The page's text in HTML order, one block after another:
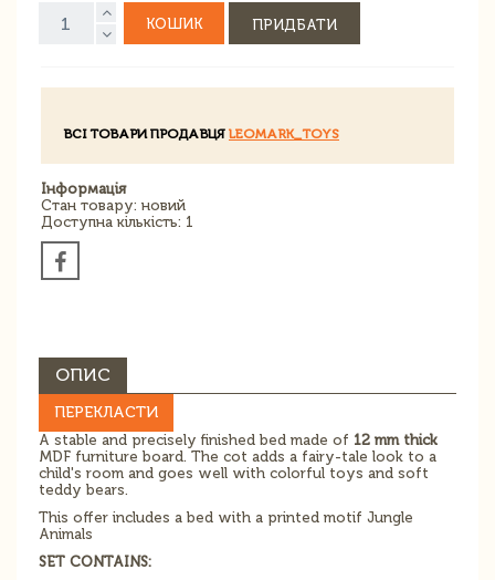
КОШИК ПРИДБАТИ
ВСІ ТОВАРИ ПРОДАВЦЯ LEOMARK_TOYS
Інформація
Стан товару: новий
Доступна кількість: 1
ОПИС
ПЕРЕКЛАСТИ
A stable and precisely finished bed made of 12 mm thick
MDF furniture board. The cot adds a fairy-tale look to a
child's room and goes well with colorful toys and soft
teddy bears.
This offer includes a bed with a printed motif Jungle
Animals
SET CONTAINS: